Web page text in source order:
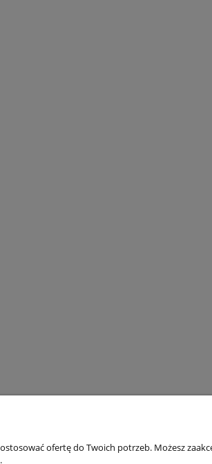
i dostawa Informacje
ofertę do Twoich potrzeb. Możesz